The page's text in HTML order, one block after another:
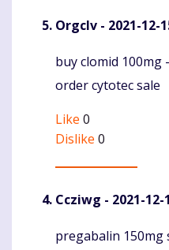
Orgclv - 2021-12-
Komentaras
buy clomid 100mg -
order cytotec sale
Like 0
Dislike 0
Ccziwg - 2021-12-
Komentaras
pregabalin 150mg